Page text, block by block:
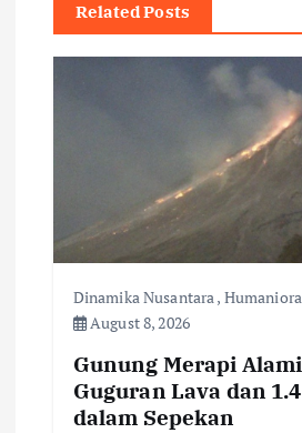
Related Posts
Dinamika Nusantara, Humaniora
August 8, 2026
Gunung Merapi
Guguran Lava dan
dalam Sepekan